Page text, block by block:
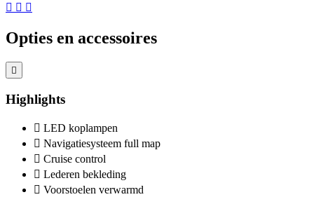
Opties en accessoires
Highlights
LED koplampen
Navigatiesysteem full map
Cruise control
Lederen bekleding
Voorstoelen verwarmd